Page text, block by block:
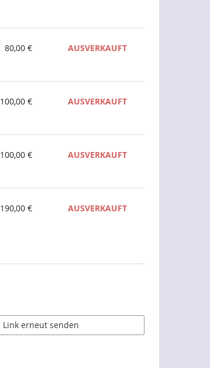
80,00 € AUSVERKAUFT
100,00 € AUSVERKAUFT
100,00 € AUSVERKAUFT
190,00 € AUSVERKAUFT
Link erneut senden